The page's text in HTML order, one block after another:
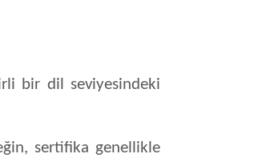
bir dil seviyesindeki
sertifika genellikle